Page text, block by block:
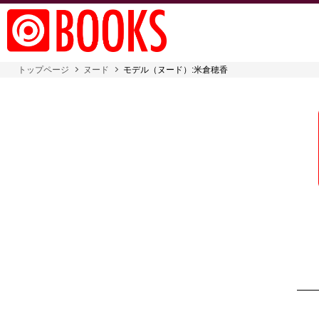
トップページ ヌード モデル（ヌード）:米倉穂香